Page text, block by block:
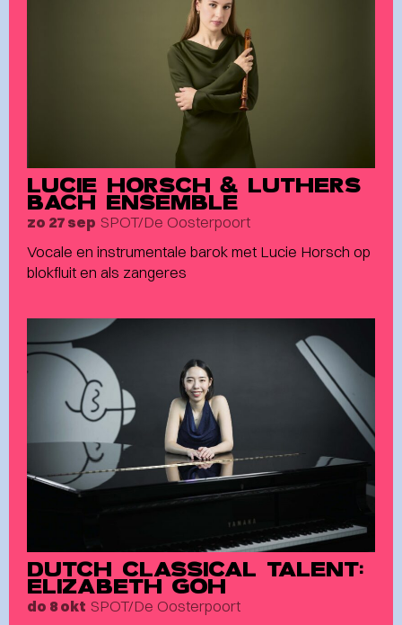
LUCIE HORSCH & LUTHERS
BACH ENSEMBLE
zo 27 sep SPOT/De Oosterpoort
Vocale en instrumentale barok met Lucie Horsch op
blokfluit en als zangeres
DUTCH CLASSICAL TALENT:
ELIZABETH GOH
do 8 okt SPOT/De Oosterpoort